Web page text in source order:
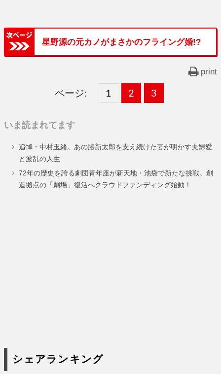
星野源の元カノがまさかのフライング婚!?
print
ページ:
固
ー
ジ
1 ,
固
ー
ジ
2 ,
固
ー
ジ
3
いま読まれてます
追悼・中村玉緒。あの勝新太郎を支え続けた妻が明かす夫婦愛
と波乱の人生
72年の歴史を誇る劇団青年座が新天地・池袋で新たな挑戦。創
造拠点の「劇場」復活へクラウドファンディング始動！
シェアランキング